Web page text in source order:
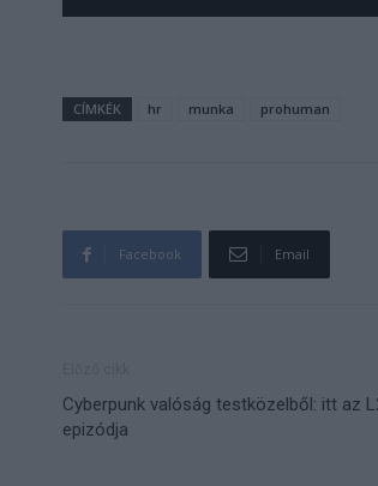
CÍMKÉK hr munka prohuman
Facebook Email
Cyberpunk valóság testközelből: itt az
epizódja